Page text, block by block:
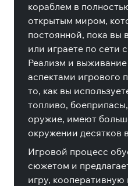
кораблем в
открытым миром,
постоянной, пока вы
или играете по сети
Реализм и
аспектами игрового
то, как вы
топливо,
оружие, имеют
окружении
Игровой процесс
сюжетом и
игру, кооперативную